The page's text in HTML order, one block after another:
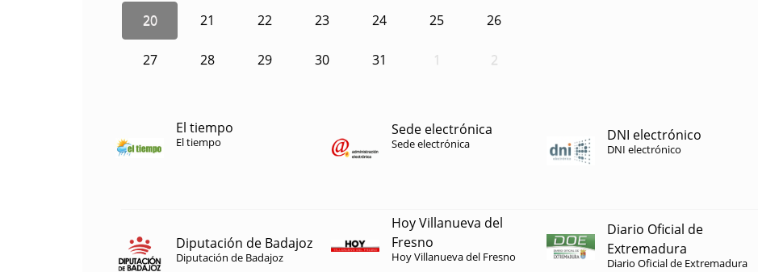
20 21 22 23 24 25 26
27 28 29 30 31 1 2
El tiempo
El tiempo
Sede electrónica
Sede electrónica DNI electrónico
DNI electrónico
Diputación de Badajoz
Diputación de Badajoz
Hoy Villanueva del
Fresno
Hoy Villanueva del Fresno
Diario Oficial de
Extremadura
Diario Oficial de Extremadura